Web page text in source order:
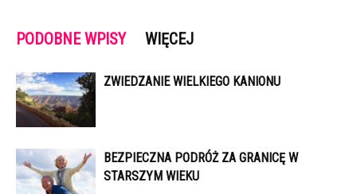
PODOBNE WPISY WIĘCEJ
ZWIEDZANIE WIELKIEGO KANIONU
BEZPIECZNA PODRÓŻ ZA GRANICĘ W
STARSZYM WIEKU